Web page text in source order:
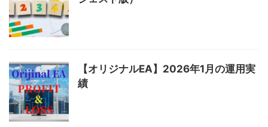
【オリジナルEA】2026年1月の運用実
績